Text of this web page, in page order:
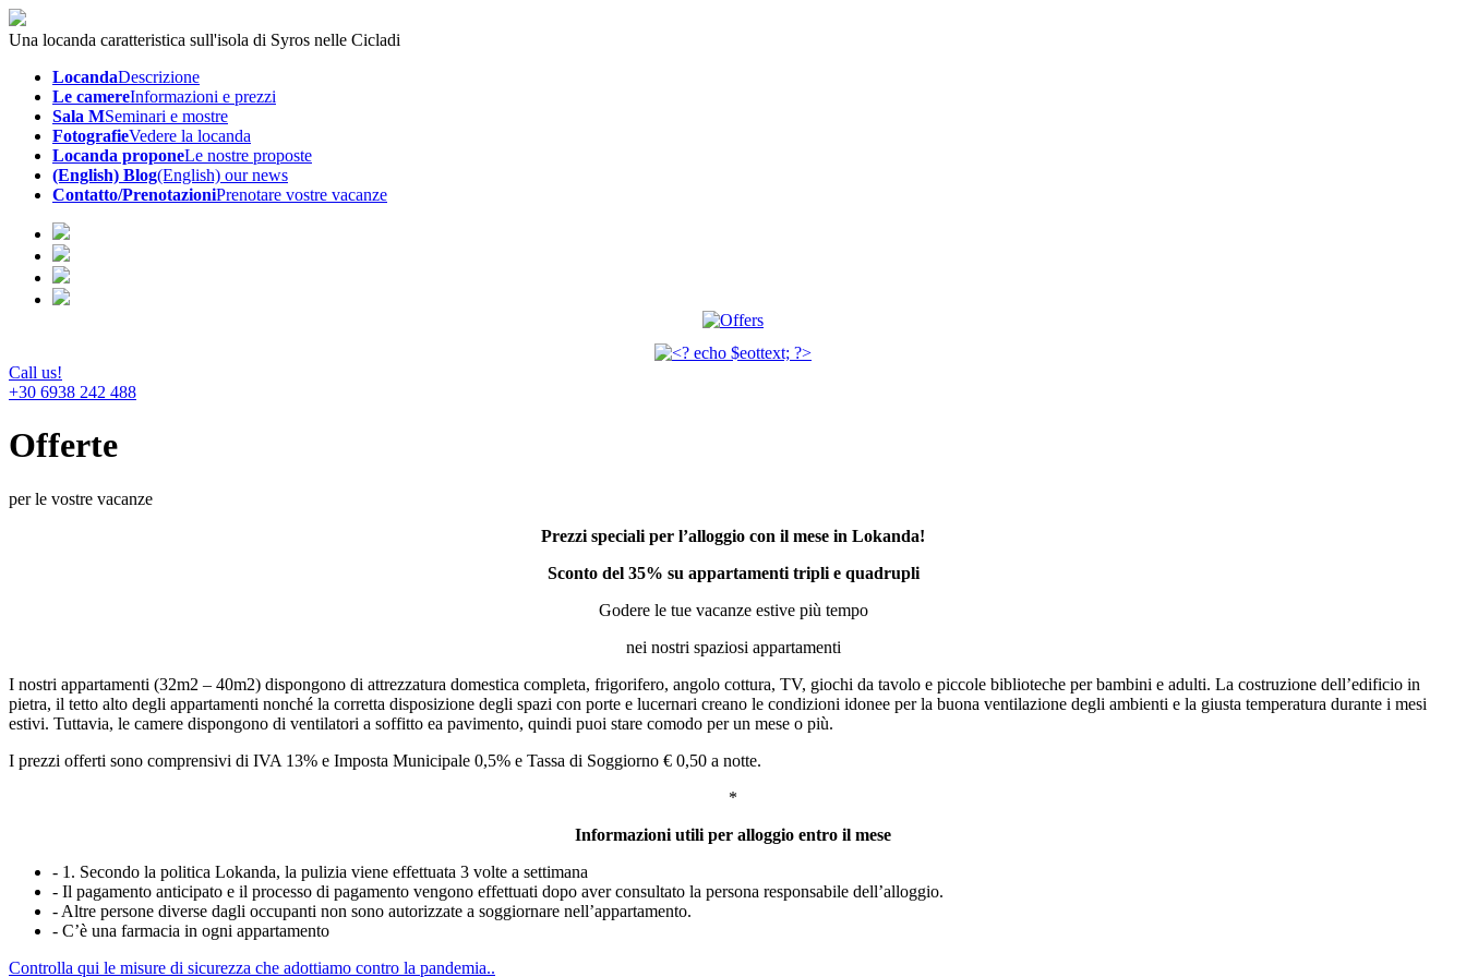
Una locanda caratteristica sull'isola di Syros nelle Cicladi
LocandaDescrizione
Le camereInformazioni e prezzi
Sala MSeminari e mostre
FotografieVedere la locanda
Locanda proponeLe nostre proposte
(English) Blog(English) our news
Contatto/PrenotazioniPrenotare vostre vacanze
Call us!
+30 6938 242 488
Offerte
per le vostre vacanze
Prezzi speciali per l’alloggio con il mese in Lokanda!
Sconto del 35% su appartamenti tripli e quadrupli
Godere le tue vacanze estive più tempo
nei nostri spaziosi appartamenti
I nostri appartamenti (32m2 – 40m2) dispongono di attrezzatura domestica completa, frigorifero, angolo cottura, TV, giochi da tavolo e piccole biblioteche per bambini e adulti. La costruzione dell’edificio in
pietra, il tetto alto degli appartamenti nonché la corretta disposizione degli spazi con porte e lucernari creano le condizioni idonee per la buona ventilazione degli ambienti e la giusta temperatura durante i mesi
estivi. Tuttavia, le camere dispongono di ventilatori a soffitto ea pavimento, quindi puoi stare comodo per un mese o più.
I prezzi offerti sono comprensivi di IVA 13% e Imposta Municipale 0,5% e Tassa di Soggiorno € 0,50 a notte.
*
Informazioni utili per alloggio entro il mese
- 1. Secondo la politica Lokanda, la pulizia viene effettuata 3 volte a settimana
- Il pagamento anticipato e il processo di pagamento vengono effettuati dopo aver consultato la persona responsabile dell’alloggio.
- Altre persone diverse dagli occupanti non sono autorizzate a soggiornare nell’appartamento.
- C’è una farmacia in ogni appartamento
Controlla qui le misure di sicurezza che adottiamo contro la pandemia..